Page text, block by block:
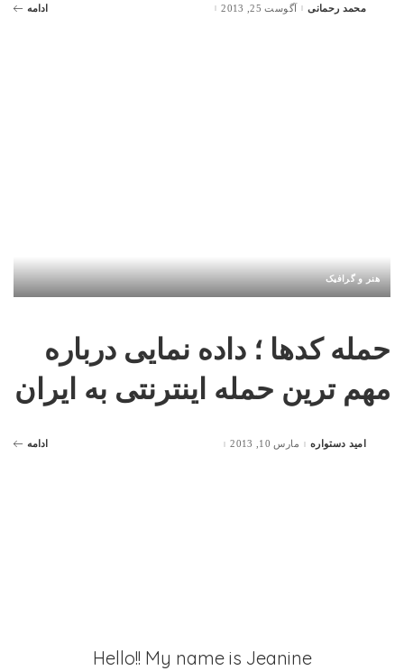
Postedمحمد رحمانی آگوست 25, 2013 ادامه
هنر و گرافیک
حمله کدها ؛ داده نمایی درباره
مهم ترین حمله اینترنتی به ایران
Postedامید دستواره مارس 10, 2013 ادامه
Hello!! My name is Jeanine